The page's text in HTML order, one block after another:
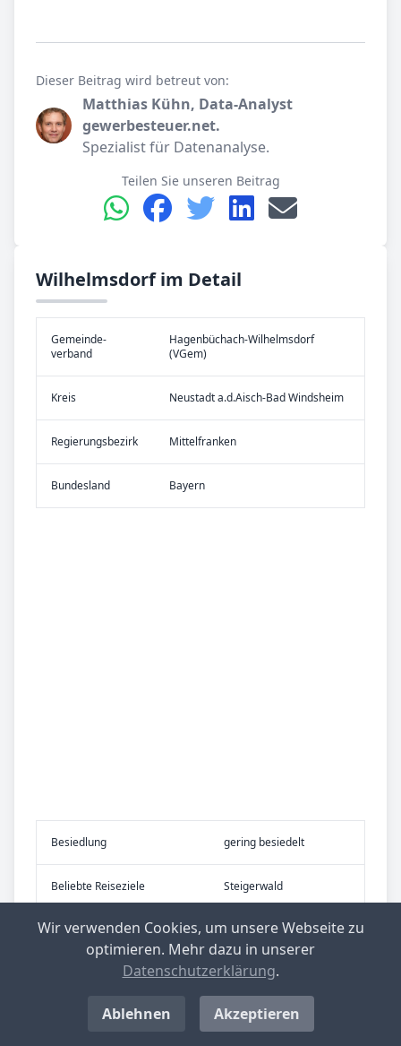
Dieser Beitrag wird betreut von:
Matthias Kühn, Data-Analyst
gewerbesteuer.net.
Spezialist für Datenanalyse.
Teilen Sie unseren Beitrag
Wilhelmsdorf im Detail
Gemeinde­
verband
Hagenbüchach-Wilhelmsdorf
(VGem)
Kreis Neustadt a.d.Aisch-Bad Windsheim
Re­gier­ungs­bezirk Mittelfranken
Bundes­land Bayern
Be­sied­lung gering besiedelt
Be­lieb­te Rei­se­zie­le Steigerwald
Top-­Ge­mein­den mit nied­rig­stem Ge­
Wir verwenden Cookies, um unsere Webseite zu
optimieren. Mehr dazu in unserer
Datenschutzerklärung.
Ablehnen Akzeptieren